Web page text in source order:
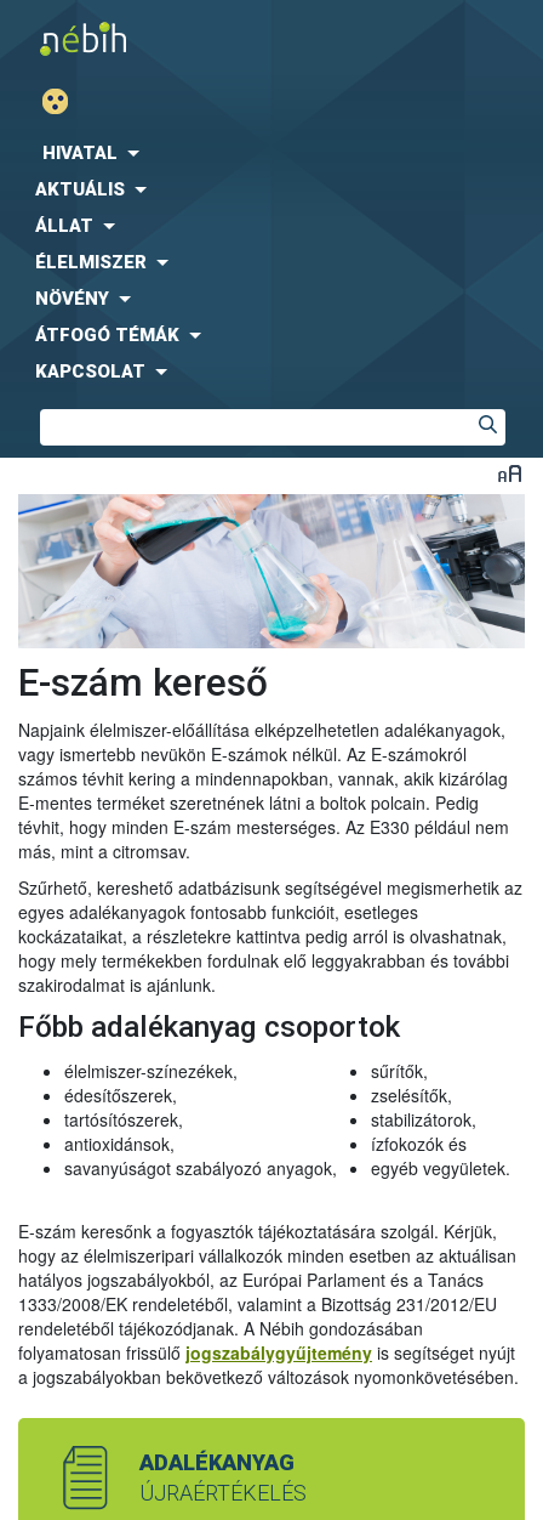
HIVATAL
AKTUÁLIS
ÁLLAT
ÉLELMISZER
NÖVÉNY
ÁTFOGÓ TÉMÁK
KAPCSOLAT
E-szám kereső
Napjaink élelmiszer-előállítása elképzelhetetlen adalékanyagok,
vagy ismertebb nevükön E-számok nélkül. Az E-számokról
számos tévhit kering a mindennapokban, vannak, akik kizárólag
E-mentes terméket szeretnének látni a boltok polcain. Pedig
tévhit, hogy minden E-szám mesterséges. Az E330 például nem
más, mint a citromsav.
Szűrhető, kereshető adatbázisunk segítségével megismerhetik az
egyes adalékanyagok fontosabb funkcióit, esetleges
kockázataikat, a részletekre kattintva pedig arról is olvashatnak,
hogy mely termékekben fordulnak elő leggyakrabban és további
szakirodalmat is ajánlunk.
Főbb adalékanyag csoportok
élelmiszer-színezékek,
édesítőszerek,
tartósítószerek,
antioxidánsok,
savanyúságot szabályozó anyagok,
sűrítők,
zselésítők,
stabilizátorok,
ízfokozók és
egyéb vegyületek.
E-szám keresőnk a fogyasztók tájékoztatására szolgál. Kérjük,
hogy az élelmiszeripari vállalkozók minden esetben az aktuálisan
hatályos jogszabályokból, az Európai Parlament és a Tanács
1333/2008/EK rendeletéből, valamint a Bizottság 231/2012/EU
rendeletéből tájékozódjanak. A Nébih gondozásában
folyamatosan frissülő jogszabálygyűjtemény is segítséget nyújt
a jogszabályokban bekövetkező változások nyomonkövetésében.
ADALÉKANYAG
ÚJRAÉRTÉKELÉS